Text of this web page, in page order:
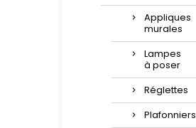
Appliques
murales
Lampes
à poser
Réglettes
Plafonniers